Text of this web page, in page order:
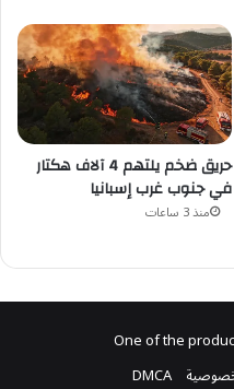
حريق ضخم يلتهم 4 آلاف هكتار
في جنوب غرب إسبانيا
منذ 3 ساعات
One of the
DMCA